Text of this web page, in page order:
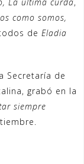
como somos,
de Eladia
Secretaría de
grabó en la
siempre